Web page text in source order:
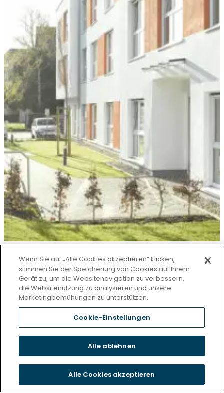
Betreutes Wohnen
Haus Sentivo Mülfort
Giesenkirchener Str. 88,
41238 Mönchengladbach
Wenn Sie auf „Alle Cookies akzeptieren“ klicken,
stimmen Sie der Speicherung von Cookies auf Ihrem
Gerät zu, um die Websitenavigation zu verbessern,
die Websitenutzung zu analysieren und unsere
Marketingbemühungen zu unterstützen.
Cookie-Einstellungen
Alle ablehnen
Alle Cookies akzeptieren